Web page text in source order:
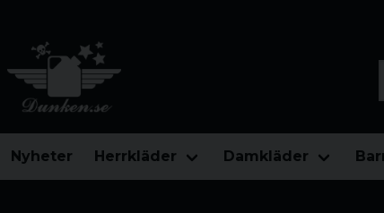
Nyheter Herrkläder Damkläder